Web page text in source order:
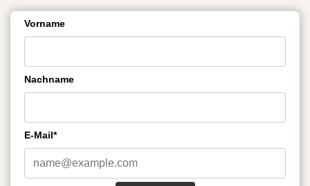
Vorname
Nachname
E-Mail*